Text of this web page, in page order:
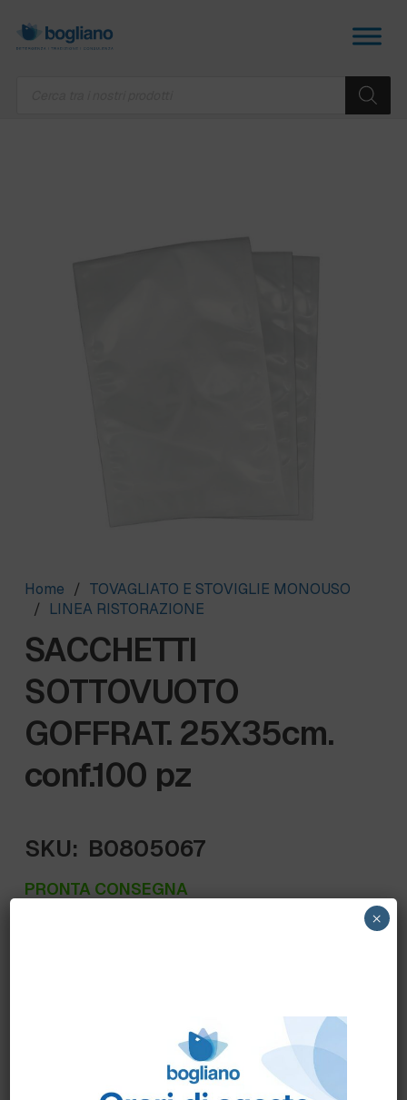
Home / TOVAGLIATO E STOVIGLIE MONOUSO
/
LINEA RISTORAZIONE
SACCHETTI
SOTTOVUOTO
GOFFRAT. 25X35cm.
conf.100 pz
SKU: B0805067
PRONTA CONSEGNA
×